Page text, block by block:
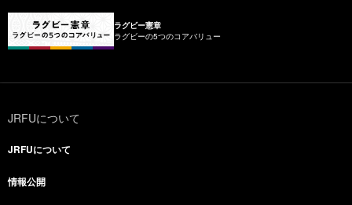
ラグビー憲章
ラグビーの5つのコアバリュー
JRFUについて
JRFUについて
情報公開